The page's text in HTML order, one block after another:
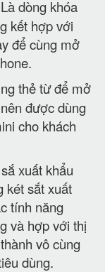
dòng khóa
kết hợp với
để cùng mở
thẻ từ để mở
được dùng
cho khách
xuất khẩu
két sắt xuất
tính năng
và hợp với thị
vô cùng
dùng.